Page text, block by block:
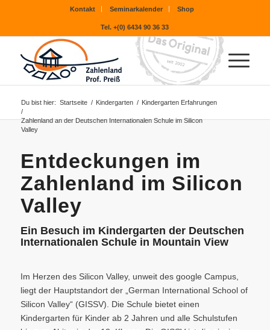
Kontakt Seminarkalender Shop
Tel. +(0) 6434 90 36 33
Du bist hier: Startseite / Kindergarten / Kindergarten Erfahrungen
/
Zahlenland an der Deutschen Internationalen Schule im Silicon
Valley
Entdeckungen im
Zahlenland im Silicon
Valley
Ein Besuch im Kindergarten der Deutschen
Internationalen Schule in Mountain View
Im Herzen des Silicon Valley, unweit des google Campus,
liegt der Hauptstandort der „German International School of
Silicon Valley“ (GISSV). Die Schule bietet einen
Kindergarten für Kinder ab 2 Jahren und alle Schulstufen